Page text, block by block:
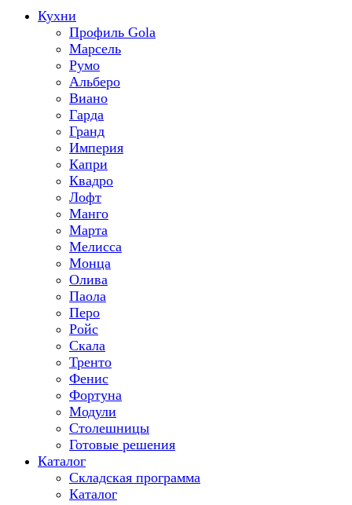
Кухни
Профиль Gola
Марсель
Румо
Альберо
Виано
Гарда
Гранд
Империя
Капри
Квадро
Лофт
Манго
Марта
Мелисса
Монца
Олива
Паола
Перо
Ройс
Скала
Тренто
Фенис
Фортуна
Модули
Столешницы
Готовые решения
Каталог
Складская программа
Каталог